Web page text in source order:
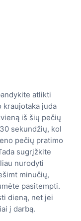
atlikti
kraujotaka juda
iš šių pečių
sekundžių, kol
pečių pratimo
sugrįžkite
nurodyti
minučių,
pasitempti.
dieną, net jei
į darbą.